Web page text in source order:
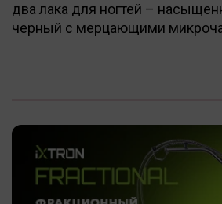
два лака для ногтей –
черный с мерцающими